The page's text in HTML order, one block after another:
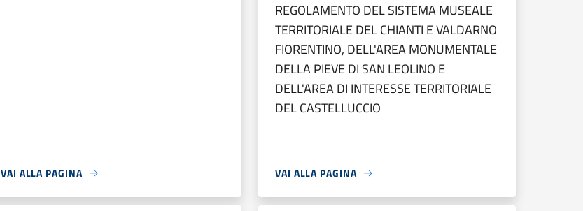
VAI ALLA PAGINA
REGOLAMENTO DEL SISTEMA MUSEALE
TERRITORIALE DEL CHIANTI E VALDARNO
FIORENTINO, DELL'AREA MONUMENTALE
DELLA PIEVE DI SAN LEOLINO E
DELL'AREA DI INTERESSE TERRITORIALE
DEL CASTELLUCCIO
VAI ALLA PAGINA